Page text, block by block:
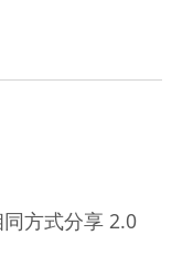
方式分享 2.0